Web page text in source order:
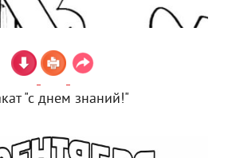
"с днем знаний!"